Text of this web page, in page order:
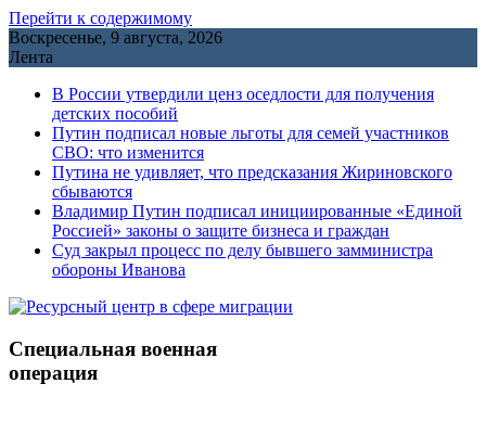
Перейти к содержимому
Воскресенье, 9 августа, 2026
Лента
В России утвердили ценз оседлости для получения
детских пособий
Путин подписал новые льготы для семей участников
СВО: что изменится
Путина не удивляет, что предсказания Жириновского
сбываются
Владимир Путин подписал инициированные «Единой
Россией» законы о защите бизнеса и граждан
Cуд закрыл процесс по делу бывшего замминистра
обороны Иванова
Специальная военная
операция